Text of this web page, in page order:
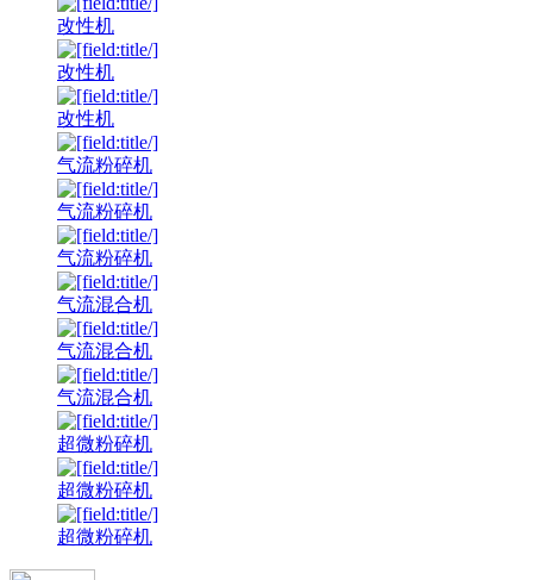
改性机
改性机
改性机
气流粉碎机
气流粉碎机
气流粉碎机
气流混合机
气流混合机
气流混合机
超微粉碎机
超微粉碎机
超微粉碎机